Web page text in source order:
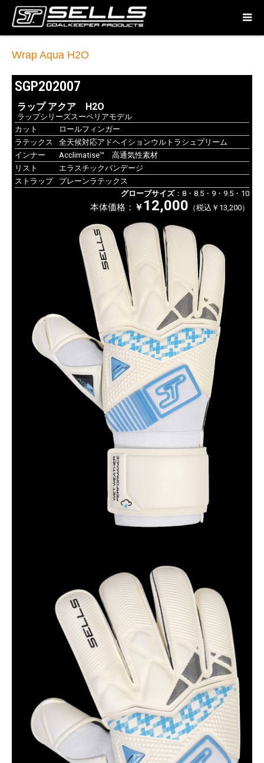
Wrap Aqua H2O
SGP202007
ラップ アクア H2O
ラップシリーズスーペリアモデル
カット
ロールフィンガー
ラテックス
全天候対応アドヘイションウルトラシュプリーム
インナー
Acclimatise™ 高通気性素材
リスト
エラスチックバンデージ
ストラップ
プレーンラテックス
グローブサイズ：8・8.5・9・9.5・10
本体価格： ￥ 12,000 （税込￥13,200）